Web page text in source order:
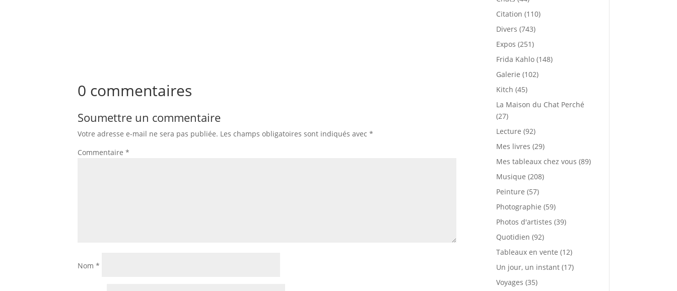
0 commentaires
Soumettre un commentaire
Votre adresse e-mail ne sera pas publiée. Les champs obligatoires sont indiqués avec*
Commentaire*
Nom*
Citation (110)
Divers (743)
Expos (251)
Frida Kahlo (148)
Galerie (102)
Kitch (45)
La Maison du Chat Perché
(27)
Lecture (92)
Mes livres (29)
Mes tableaux chez vous (89)
Musique (208)
Peinture (57)
Photographie (59)
Photos d'artistes (39)
Quotidien (92)
Tableaux en vente (12)
Un jour, un instant (17)
Voyages (35)